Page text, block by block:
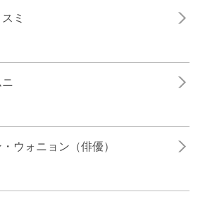
ミ
ウォニョン（俳優）